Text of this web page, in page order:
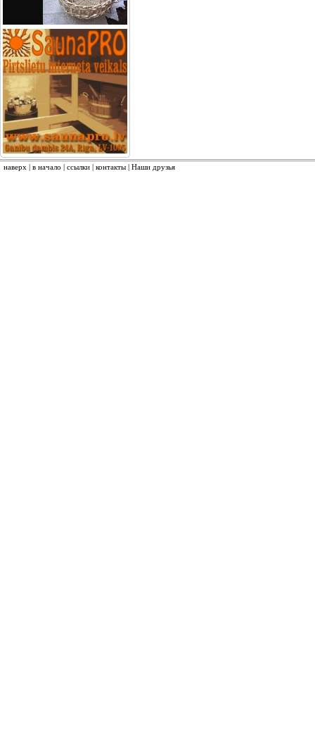
наверх | в начало | ссылки | контакты | Наши друзья